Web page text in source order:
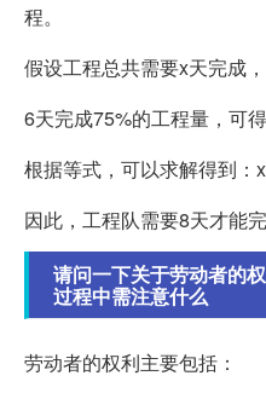
程。
假设工程总共需要x天完成，
6天完成75%的工程量，可
根据等式，可以求解得到：
因此，工程队需要8天才能完
请问一下关于劳动者的
过程中需注意什么
劳动者的权利主要包括：